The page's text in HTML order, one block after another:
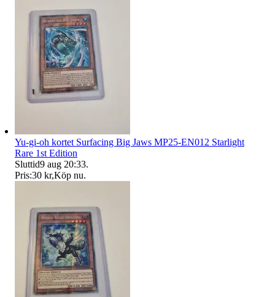
Yu-gi-oh kortet Surfacing Big Jaws MP25-EN012 Starlight
Rare 1st Edition
Sluttid9 aug 20:33.
Pris:30 kr,Köp nu.